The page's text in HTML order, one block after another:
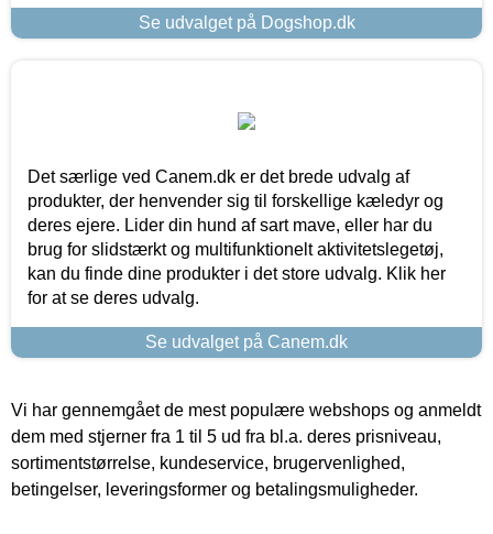
Se udvalget på Dogshop.dk
Det særlige ved Canem.dk er det brede udvalg af
produkter, der henvender sig til forskellige kæledyr og
deres ejere. Lider din hund af sart mave, eller har du
brug for slidstærkt og multifunktionelt aktivitetslegetøj,
kan du finde dine produkter i det store udvalg. Klik her
for at se deres udvalg.
Se udvalget på Canem.dk
Vi har gennemgået de mest populære webshops og anmeldt
dem med stjerner fra 1 til 5 ud fra bl.a. deres prisniveau,
sortimentstørrelse, kundeservice, brugervenlighed,
betingelser, leveringsformer og betalingsmuligheder.